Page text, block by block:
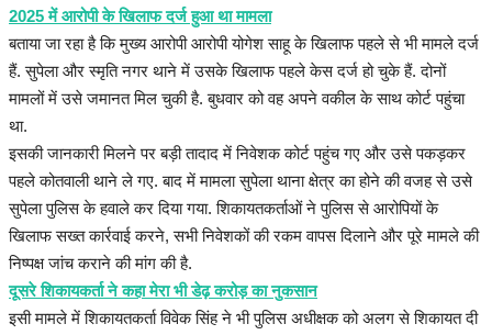
2025 में आरोपी के खिलाफ दर्ज हुआ था मामला
बताया जा रहा है कि मुख्य आरोपी आरोपी योगेश साहू के खिलाफ पहले से भी मामले दर्ज
हैं. सुपेला और स्मृति नगर थाने में उसके खिलाफ पहले केस दर्ज हो चुके हैं. दोनों
मामलों में उसे जमानत मिल चुकी है. बुधवार को वह अपने वकील के साथ कोर्ट पहुंचा
था.
इसकी जानकारी मिलने पर बड़ी तादाद में निवेशक कोर्ट पहुंच गए और उसे पकड़कर
पहले कोतवाली थाने ले गए. बाद में मामला सुपेला थाना क्षेत्र का होने की वजह से उसे
सुपेला पुलिस के हवाले कर दिया गया. शिकायतकर्ताओं ने पुलिस से आरोपियों के
खिलाफ सख्त कार्रवाई करने, सभी निवेशकों की रकम वापस दिलाने और पूरे मामले की
निष्पक्ष जांच कराने की मांग की है.
दूसरे शिकायकर्ता ने कहा मेरा भी डेढ़ करोड़ का नुकसान
इसी मामले में शिकायतकर्ता विवेक सिंह ने भी पुलिस अधीक्षक को अलग से शिकायत दी